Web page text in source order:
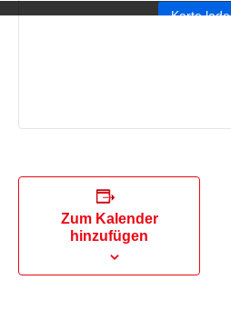
Karte
Zum Kalender
hinzufügen